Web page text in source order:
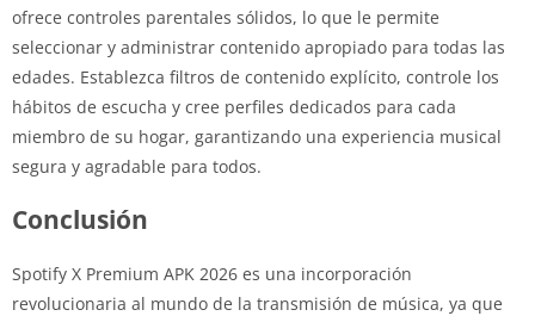
ofrece controles parentales sólidos, lo que le permite
seleccionar y administrar contenido apropiado para todas las
edades. Establezca filtros de contenido explícito, controle los
hábitos de escucha y cree perfiles dedicados para cada
miembro de su hogar, garantizando una experiencia musical
segura y agradable para todos.
Conclusión
Spotify X Premium APK 2026 es una incorporación
revolucionaria al mundo de la transmisión de música, ya que